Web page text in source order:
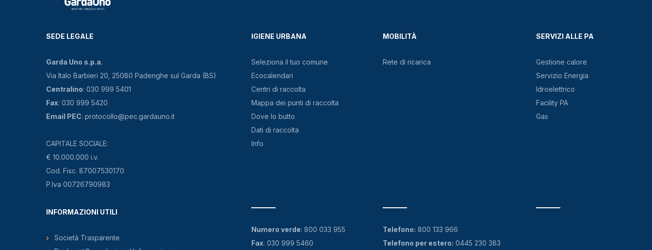
SEDE LEGALE
Garda Uno s.p.a.
Via Italo Barbieri 20, 25080 Padenghe sul Garda (BS)
Centralino: 030 999 5401
Fax: 030 999 5420
Email PEC: protocollo@pec.gardauno.it
CAPITALE SOCIALE:
€ 10.000.000 i.v.
Cod. Fisc. 87007530170
P.Iva 00726790983
IGIENE URBANA
Seleziona il tuo comune
Ecocalendari
Centri di raccolta
Mappa dei punti di raccolta
Dove lo butto
Dati di raccolta
Info
MOBILITÀ
Rete di ricarica
SERVIZI ALLE PA
Gestione calore
Servizio Energia
Idroelettrico
Facility PA
Gas
INFORMAZIONI UTILI
Società Trasparente
Numero verde:800 033 955
Fax: 030 999 5460
Telefono: 800 133 966
Telefono per estero: 0445 230 383